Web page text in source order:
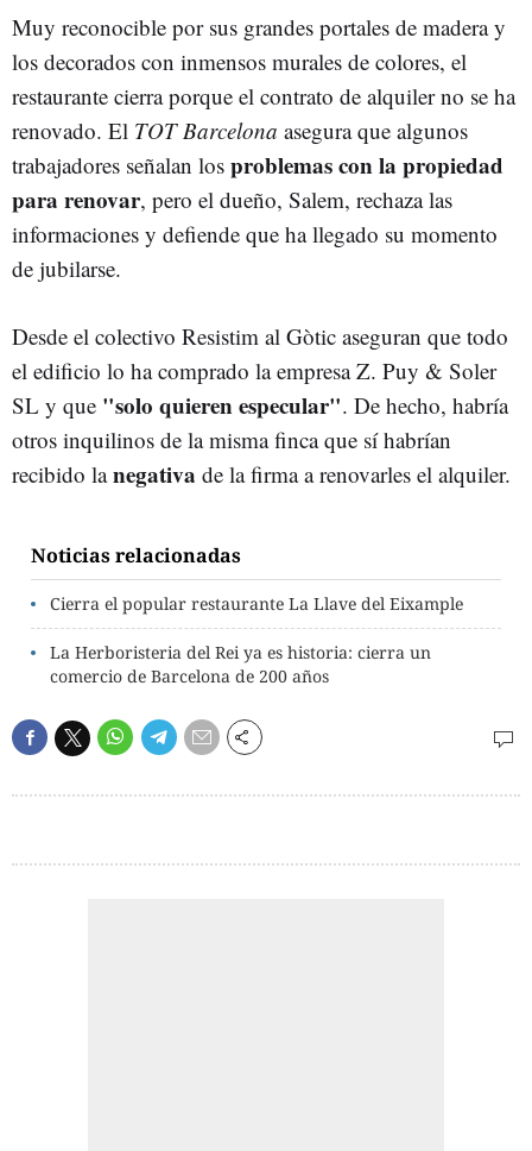
Muy reconocible por sus grandes portales de madera y
los decorados con inmensos murales de colores, el
restaurante cierra porque el contrato de alquiler no se ha
renovado. El TOT Barcelona asegura que algunos
trabajadores señalan los problemas con la propiedad
para renovar, pero el dueño, Salem, rechaza las
informaciones y defiende que ha llegado su momento
de jubilarse.
Desde el colectivo Resistim al Gòtic aseguran que todo
el edificio lo ha comprado la empresa Z. Puy & Soler
SL y que "solo quieren especular". De hecho, habría
otros inquilinos de la misma finca que sí habrían
recibido lanegativa de la firma a renovarles el alquiler.
Noticias relacionadas
Cierra el popular restaurante La Llave del Eixample
La Herboristeria del Rei ya es historia: cierra un
comercio de Barcelona de 200 años